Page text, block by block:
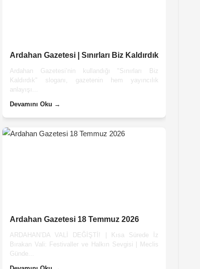
Ardahan Gazetesi | Sınırları Biz Kaldırdık
Ardahan Gazetesi’nin kullandığı "Sınırları Biz
Kaldırdık" sloganı, gazetenin hem yayıncılık
anlayışı...
Devamını Oku →
Ardahan Gazetesi 18 Temmuz 2026
ARDAHAN’DA VALİ DEĞİŞTİ! | Kısa Sürede İz
Bırakan Vali: Festivaller ve Halkın Sevgisi | Meclis
Günde...